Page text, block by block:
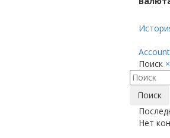
Account
Поиск ×
Поиск
Нет